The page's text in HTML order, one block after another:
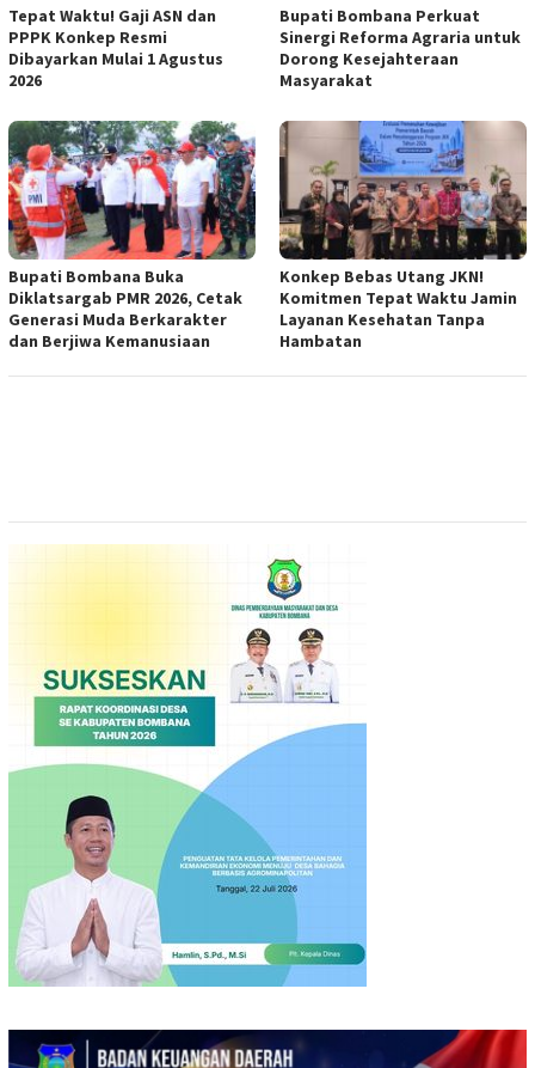
Tepat Waktu! Gaji ASN dan
PPPK Konkep Resmi
Dibayarkan Mulai 1 Agustus
2026
Bupati Bombana Perkuat
Sinergi Reforma Agraria untuk
Dorong Kesejahteraan
Masyarakat
Bupati Bombana Buka
Diklatsargab PMR 2026, Cetak
Generasi Muda Berkarakter
dan Berjiwa Kemanusiaan
Konkep Bebas Utang JKN!
Komitmen Tepat Waktu Jamin
Layanan Kesehatan Tanpa
Hambatan